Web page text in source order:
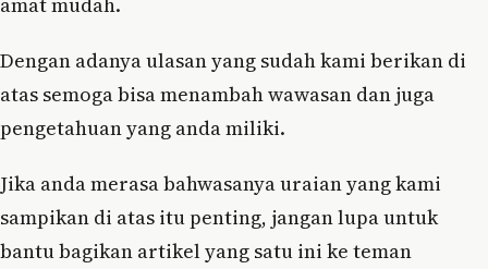
Dengan adanya ulasan yang sudah kami berikan di
atas semoga bisa menambah wawasan dan juga
pengetahuan yang anda miliki.
Jika anda merasa bahwasanya uraian yang kami
sampikan di atas itu penting, jangan lupa untuk
bantu bagikan artikel yang satu ini ke teman